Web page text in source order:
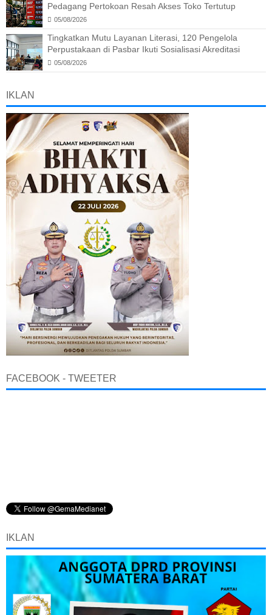
Pedagang Pertokoan Resah Akses Toko Tertutup
05/08/2026
Tingkatkan Mutu Layanan Literasi, 120 Pengelola
Perpustakaan di Pasbar Ikuti Sosialisasi Akreditasi
05/08/2026
IKLAN
FACEBOOK - TWEETER
IKLAN